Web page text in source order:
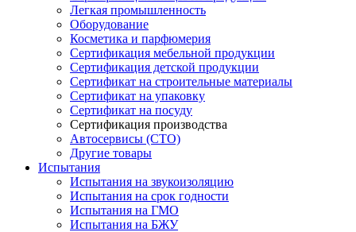
Легкая промышленность
Оборудование
Косметика и парфюмерия
Сертификация мебельной продукции
Сертификация детской продукции
Сертификат на строительные материалы
Сертификат на упаковку
Сертификат на посуду
Сертификация производства
Автосервисы (СТО)
Другие товары
Испытания
Испытания на звукоизоляцию
Испытания на срок годности
Испытания на ГМО
Испытания на БЖУ